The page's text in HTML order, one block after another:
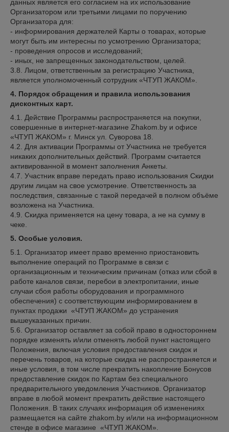
данных является его согласием на их использование
Организатором или третьими лицами по поручению
Организатора для:
- информирования держателей Карты о товарах, которые
могут быть им интересны по усмотрению Организатора;
- проведения опросов и исследований;
- иных, не запрещенных законодательством, целей.
3.8. Лицом, ответственным за регистрацию Участника,
является уполномоченный сотрудник «ЧТУП ЖАКОМ».
4. Порядок обращения и правила использования
дисконтных карт.
4.1. Действие Программы распространяется на покупки,
совершенные в интернет-магазине Zhakom.by и офисе
«ЧТУП ЖАКОМ» г. Минск ул. Суворова 18.
4.2. Для активации Программы от Участника не требуется
никаких дополнительных действий. Программ считается
активированной в момент заполнения Анкеты.
4.7. Участник вправе передать право использования Скидки
другим лицам на свое усмотрение. Ответственность за
последствия, связанные с такой передачей в полном объёме
возложена на Участника.
4.9. Скидка применяется на цену товара, а не на сумму в
чеке.
5. Особые условия.
5.1. Организатор имеет право временно приостановить
выполнение операций по Программе в связи с
организационным и техническим причинам (отказ или сбой в
работе каналов связи, перебои в электропитании, иные
случаи сбоя работы оборудования и программного
обеспечения) с соответствующим информированием в
пунктах продажи «ЧТУП ЖАКОМ» до устранения
вышеуказанных причин.
5.6. Организатор оставляет за собой право в одностороннем
порядке изменять и/или отменять любой пункт настоящего
Положения, включая условия предоставления скидок и
перечень товаров, на которые скидка не распространяется и
иные условия, в том числе прекратить накопление Бонусов
предоставление скидок по Картам без специального
предварительного уведомления Участников. Организатор
вправе в любой момент прекратить действие настоящего
Положения. В таких случаях информация об изменениях
размещается на сайте zhakom.by и/или на информационном
стенде в офисе магазине «ЧТУП ЖАКОМ».